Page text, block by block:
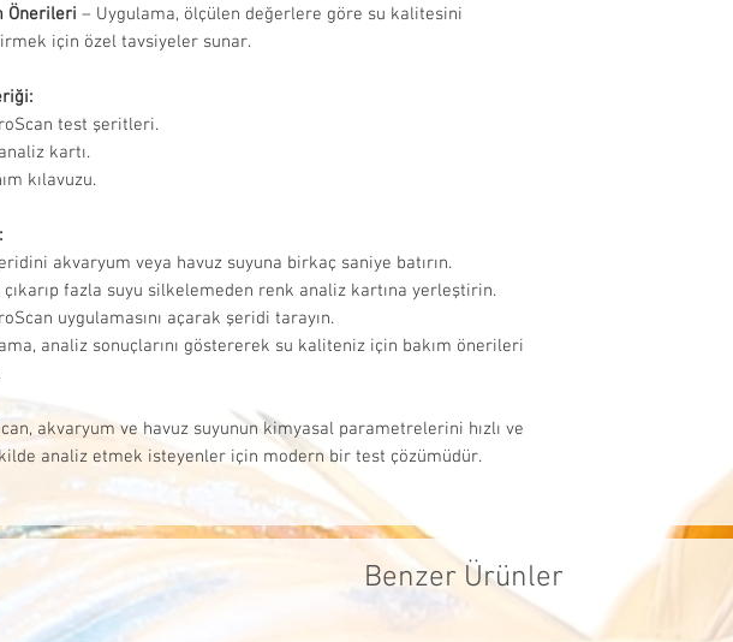
Önerileri – Uygulama, ölçülen değerlere göre su kalitesini
için özel tavsiyeler sunar.
test şeritleri.
kartı.
kılavuzu.
akvaryum veya havuz suyuna birkaç saniye batırın.
fazla suyu silkelemeden renk analiz kartına yerleştirin.
uygulamasını açarak şeridi tarayın.
analiz sonuçlarını göstererek su kaliteniz için bakım önerileri
akvaryum ve havuz suyunun kimyasal parametrelerini hızlı ve
analiz etmek isteyenler için modern bir test çözümüdür.
tarafımızca
Benzer Ürünler